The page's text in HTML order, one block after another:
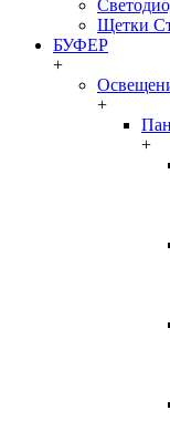
Щетки
БУФЕР
+
+
+